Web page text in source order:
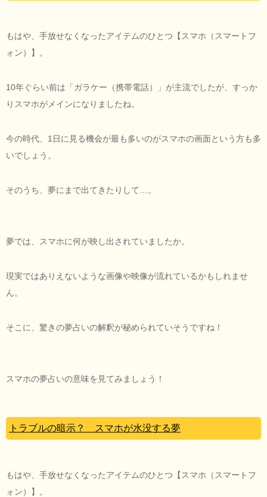
もはや、手放せなくなったアイテムのひとつ【スマホ（スマートフ
ォン）】。
10年ぐらい前は「ガラケー（携帯電話）」が主流でしたが、すっか
りスマホがメインになりましたね。
今の時代、1日に見る機会が最も多いのがスマホの画面という方も多
いでしょう。
そのうち、夢にまで出てきたりして…。
夢では、スマホに何が映し出されていましたか。
現実ではありえないような画像や映像が流れているかもしれませ
ん。
そこに、驚きの夢占いの解釈が秘められていそうですね！
スマホの夢占いの意味を見てみましょう！
トラブルの暗示？ スマホが水没する夢
もはや、手放せなくなったアイテムのひとつ【スマホ（スマートフ
ォン）】。